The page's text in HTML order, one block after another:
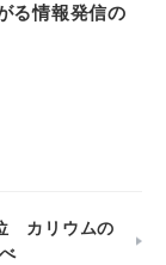
る情報発信の
カリウムの